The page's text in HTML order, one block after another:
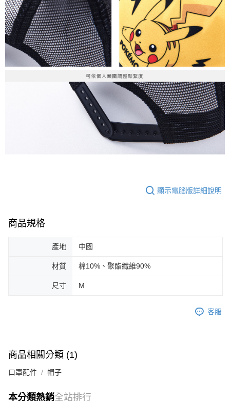
顯示電腦版詳細說明
商品規格
產地 中國
材質 棉10%、聚酯纖維90%
尺寸 M
客服
商品相關分類 (1)
口罩配件 帽子
本分類熱銷全站排行